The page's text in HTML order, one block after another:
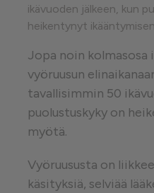
ikävuoden jälkeen, kun
heikentynyt
Jopa noin kolmasosa
vyöruusun
tavallisimmin 50
puolustuskyky on
myötä.
Vyöruususta on
käsityksiä, selviää